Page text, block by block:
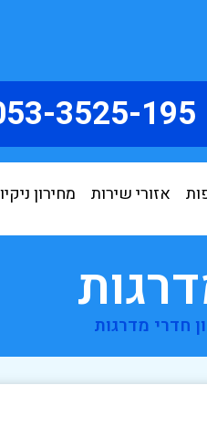
3525-195
אזורי שירות מחירון
חדרי מדרגות